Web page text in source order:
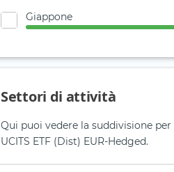
Giappone
Settori di attività
Qui puoi vedere la suddivisione
UCITS ETF (Dist) EUR-Hedged.